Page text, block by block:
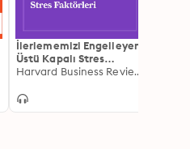
İlerlememizi Engelleyen
Üstü Kapalı Stres
Faktörleri
Harvard Business Review Press